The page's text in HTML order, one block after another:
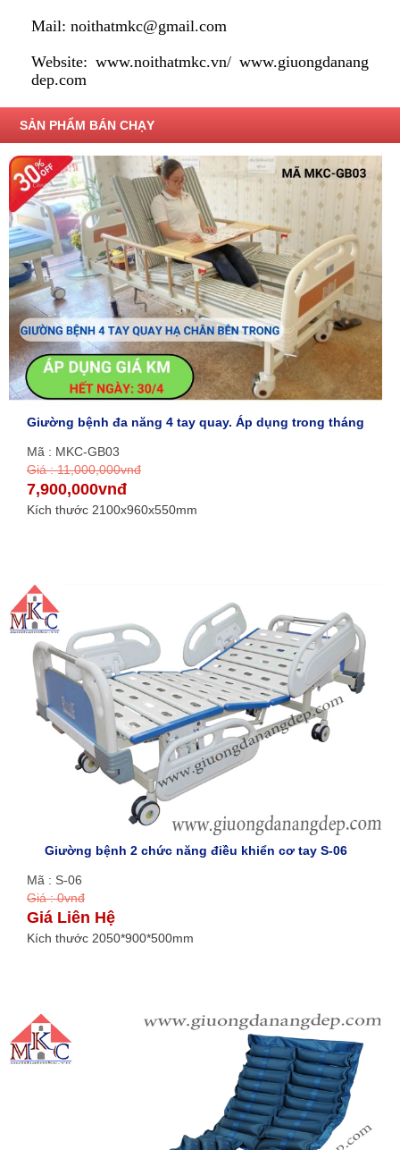
Mail: noithatmkc@gmail.com
Website: www.noithatmkc.vn/ www.giuongdanang
dep.com
SẢN PHẨM BÁN CHẠY
Giường bệnh đa năng 4 tay quay. Áp dụng trong tháng
Mã : MKC-GB03
Giá : 11,000,000vnđ
7,900,000vnđ
Kích thước 2100x960x550mm
Giường bệnh 2 chức năng điều khiển cơ tay S-06
Mã : S-06
Giá : 0vnđ
Giá Liên Hệ
Kích thước 2050*900*500mm